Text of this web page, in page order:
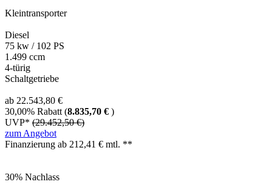
Kleintransporter
Diesel
75 kw / 102 PS
1.499 ccm
4-türig
Schaltgetriebe
ab 22.543,80 €
30,00% Rabatt (8.835,70 € )
UVP* (29.452,50 €)
zum Angebot
Finanzierung ab 212,41 € mtl. **
30% Nachlass